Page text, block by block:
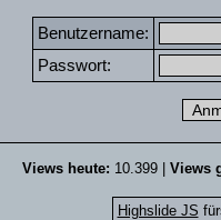
Benutzername:
Passwort:
Views heute: 10.399 | Views
Highslide JS